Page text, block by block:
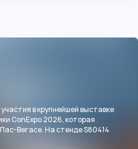
в крупнейшей выставке
ConExpo 2026, которая
Вегасе. На стенде S80414